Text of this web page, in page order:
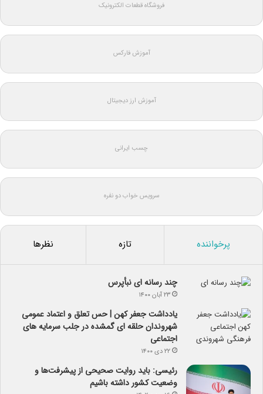
فروشگاه قطعات الکترونیک
آموزش فارکس
آموزش ارز دیجیتال
چسب ایرانی
سرویس خواب دو نفره
پرخواننده تازه نظرها
چند رسانه ای نبأپرس
۲۳ آبان ۱۴۰۰
یادداشت جعفر کهن | حس تعلق و اعتماد عمومی
شهروندان حلقه ای گمشده در جلب سرمایه های
اجتماعی
۲۲ دی ۱۴۰۰
رئیسی: باید روایت صحیحی از پیشرفت‌ها و
وضعیت کشور داشته باشیم